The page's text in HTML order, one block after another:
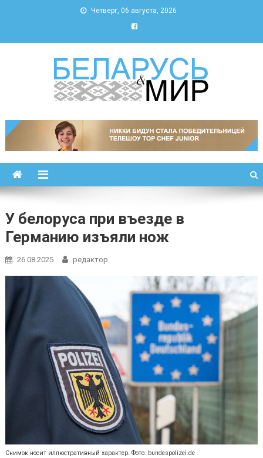
Четверг, 06 августа, 2026
Беларусь и мир
У белоруса при въезде в
Германию изъяли нож
26.08.2025 редактор
Снимок носит иллюстративный характер. Фото: bundespolizei.de